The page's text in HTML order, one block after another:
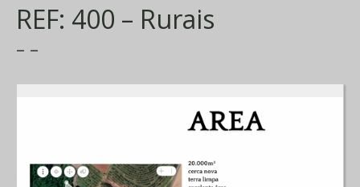
REF: 400 – Rurais
– –